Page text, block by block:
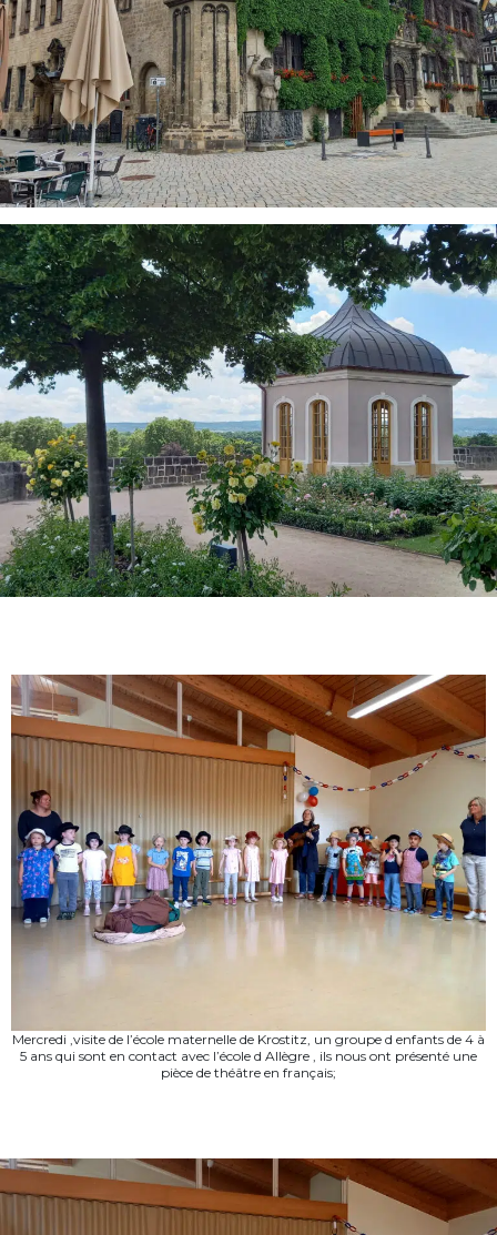
Mercredi ,visite de l’école maternelle de Krostitz, un groupe d enfants de 4 à
5 ans qui sont en contact avec l’école d Allègre , ils nous ont présenté une
pièce de théâtre en français;